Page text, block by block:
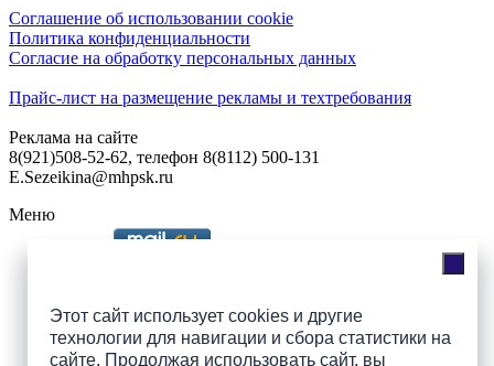
Этот сайт использует cookies и другие
технологии для навигации и сбора статистики на
сайте. Продолжая использовать сайт, вы
Соглашение об использовании cookie
Политика конфиденциальности
Согласие на обработку персональных данных
Прайс-лист на размещение рекламы и техтребования
Реклама на сайте
8(921)508-52-62, телефон 8(8112) 500-131
E.Sezeikina@mhpsk.ru
Меню